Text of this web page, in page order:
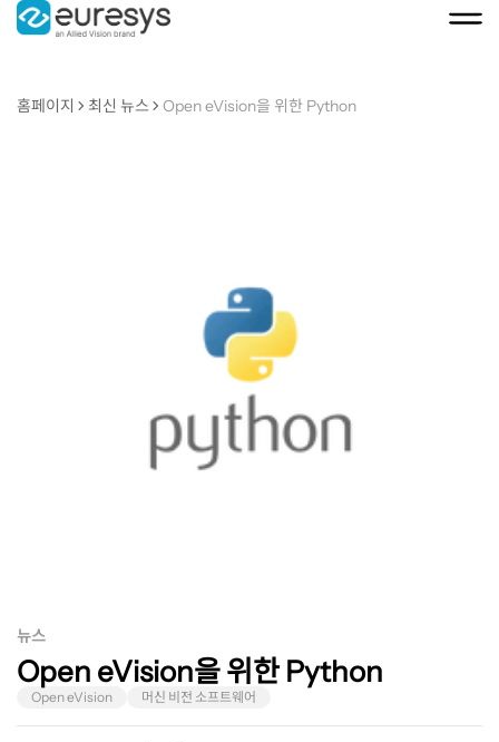
홈페이지 최신 뉴스 Open eVision을 위한 Python
뉴스
Open eVision을 위한 Python
Open eVision 머신 비전 소프트웨어